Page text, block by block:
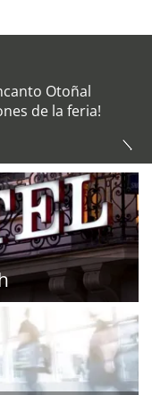
Otoñal
de la feria!